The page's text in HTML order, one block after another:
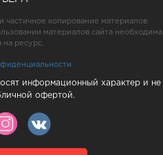
копирование материалов
материалов сайта необходима
на ресурс.
информационный характер и не
офертой.